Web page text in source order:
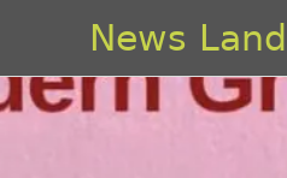
News